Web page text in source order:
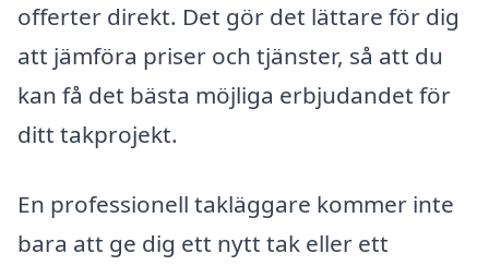
offerter direkt. Det gör det lättare för dig
att jämföra priser och tjänster, så att du
kan få det bästa möjliga erbjudandet för
ditt takprojekt.
En professionell takläggare kommer inte
bara att ge dig ett nytt tak eller ett